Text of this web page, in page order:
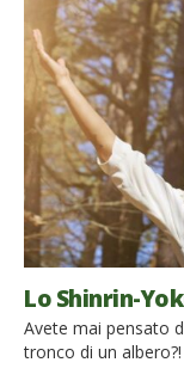
Lo Shinrin-
Avete mai pensato
tronco di un